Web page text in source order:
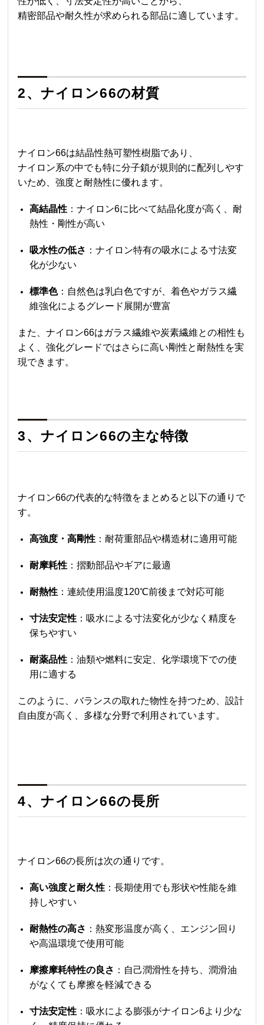
精密部品や耐久性が求められる部品に適しています。
2、 ナイロン66の材質
ナイロン66は結晶性熱可塑性樹脂であり、
ナイロン系の中でも特に分子鎖が規則的に配列しやす
いため、強度と耐熱性に優れます。
高結晶性 ：ナイロン6に比べて結晶化度が高く、耐
熱性・剛性が高い
吸水性の低さ ：ナイロン特有の吸水による寸法変
化が少ない
標準色：自然色は乳白色ですが、着色やガラス繊
維強化によるグレード展開が豊富
また、ナイロン66はガラス繊維や炭素繊維との相性も
よく、強化グレードではさらに高い剛性と耐熱性を実
現できます。
3、 ナイロン66の主な特徴
ナイロン66の代表的な特徴をまとめると以下の通りで
す。
高強度・高剛性 ：耐荷重部品や構造材に適用可能
耐摩耗性 ：摺動部品やギアに最適
耐熱性 ：連続使用温度120℃前後まで対応可能
寸法安定性 ：吸水による寸法変化が少なく精度を
保ちやすい
耐薬品性 ：油類や燃料に安定、化学環境下での使
用に適する
このように、バランスの取れた物性を持つため、設計
自由度が高く、多様な分野で利用されています。
4、 ナイロン66の長所
ナイロン66の長所は次の通りです。
高い強度と耐久性 ：長期使用でも形状や性能を維
持しやすい
耐熱性の高さ ：熱変形温度が高く、エンジン回り
や高温環境で使用可能
摩擦摩耗特性の良さ ：自己潤滑性を持ち、潤滑油
がなくても摩擦を軽減できる
寸法安定性 ：吸水による膨張がナイロン6より少な